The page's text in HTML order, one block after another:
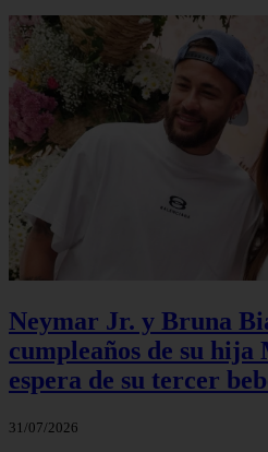
Neymar Jr. y Bruna
cumpleaños de su hija
espera de su tercer
31/07/2026